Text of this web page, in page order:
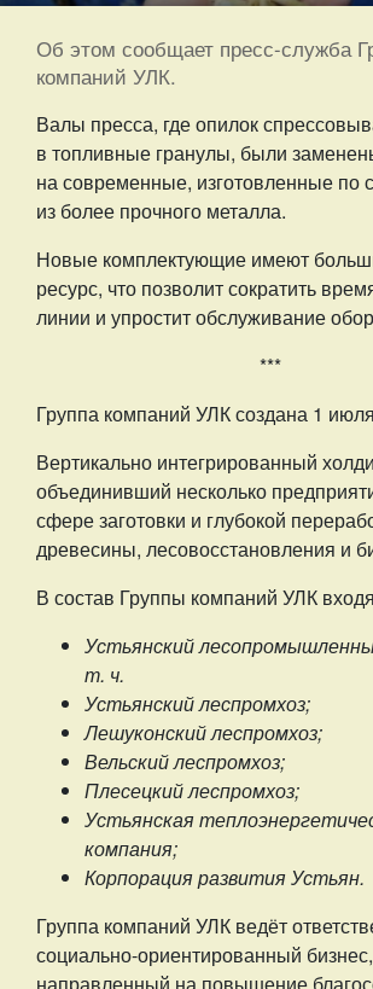
Об этом сообщает пресс-служба
компаний УЛК.
Валы пресса, где опилок
в топливные гранулы, были
на современные, изготовленные по
из более прочного металла.
Новые комплектующие имеют
ресурс, что позволит сократить
линии и упростит обслуживание
***
Группа компаний УЛК создана 1
Вертикально интегрированный
объединивший несколько
сфере заготовки и глубокой
древесины, лесовосстановления и
В состав Группы компаний УЛК
Устьянский
т. ч.
Устьянский леспромхоз;
Лешуконский леспромхоз;
Вельский леспромхоз;
Плесецкий леспромхоз;
Устьянская
компания;
Корпорация развития Устьян.
Группа компаний УЛК ведёт
социально-ориентированный бизнес,